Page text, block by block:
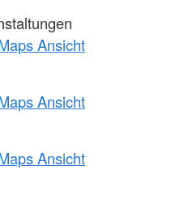
Ansicht
Ansicht
Ansicht